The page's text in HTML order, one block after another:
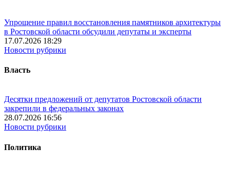
Упрощение правил восстановления памятников архитектуры
в Ростовской области обсудили депутаты и эксперты
17.07.2026 18:29
Новости рубрики
Власть
Десятки предложений от депутатов Ростовской области
закрепили в федеральных законах
28.07.2026 16:56
Новости рубрики
Политика